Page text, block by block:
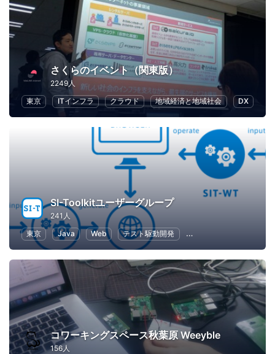
さくらのイベント（関東版）
2249人
東京
ITインフラ クラウド 地域経済と地域社会 DX
SI-Toolkitユーザーグループ
241人
東京
Java Web テスト駆動開発 ソフトウェア開発
コワーキングスペース秋葉原 Weeyble
156人